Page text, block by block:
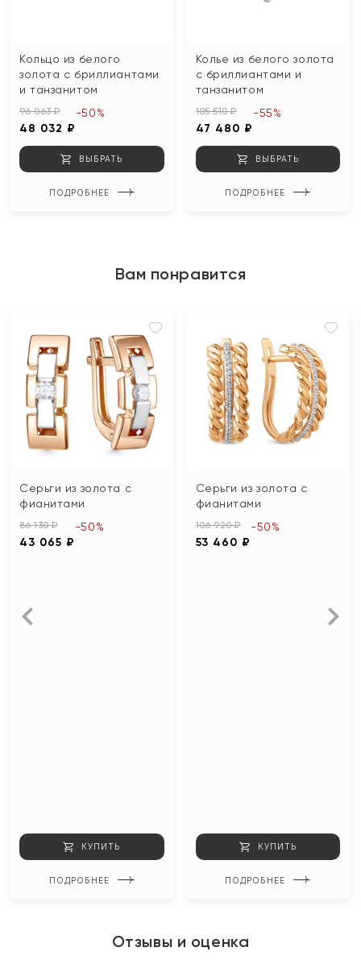
Кольцо из белого
золота с бриллиантами
и танзанитом
96 063 ₽
48 032 ₽
-50%
ВЫБРАТЬ
ПОДРОБНЕЕ
Колье из белого золота
с бриллиантами и
танзанитом
105 510 ₽
47 480 ₽
-55%
ВЫБРАТЬ
ПОДРОБНЕЕ
Вам понравится
Серьги из золота с
фианитами
86 130 ₽
43 065 ₽
-50%
КУПИТЬ
ПОДРОБНЕЕ
Серьги из золота с
фианитами
106 920 ₽
53 460 ₽
-50%
КУПИТЬ
ПОДРОБНЕЕ
Отзывы и оценка